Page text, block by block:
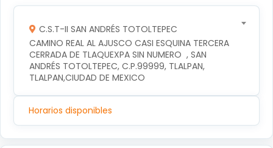
C.S.T-II SAN ANDRÉS TOTOLTEPEC
CAMINO REAL AL AJUSCO CASI ESQUINA TERCERA
CERRADA DE TLAQUEXPA SIN NUMERO  , SAN
ANDRÉS TOTOLTEPEC, C.P.99999, TLALPAN,
TLALPAN,CIUDAD DE MEXICO
Horarios disponibles